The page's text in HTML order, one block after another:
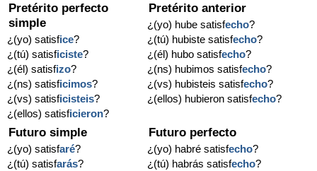
Pretérito perfecto
simple
¿(yo) satisfice?
¿(tú) satisficiste?
¿(él) satisfizo?
¿(ns) satisficimos?
¿(vs) satisficisteis?
¿(ellos) satisficieron?
Pretérito anterior
¿(yo) hube satisfecho?
¿(tú) hubiste satisfecho?
¿(él) hubo satisfecho?
¿(ns) hubimos satisfecho?
¿(vs) hubisteis satisfecho?
¿(ellos) hubieron satisfecho?
Futuro simple
¿(yo) satisfaré?
¿(tú) satisfarás?
Futuro perfecto
¿(yo) habré satisfecho?
¿(tú) habrás satisfecho?